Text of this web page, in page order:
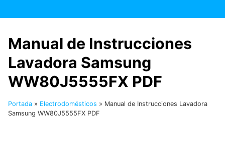
al
Manual de Instrucciones
Lavadora Samsung
WW80J5555FX PDF
Portada » Electrodomésticos » Manual de Instrucciones Lavadora
Samsung WW80J5555FX PDF